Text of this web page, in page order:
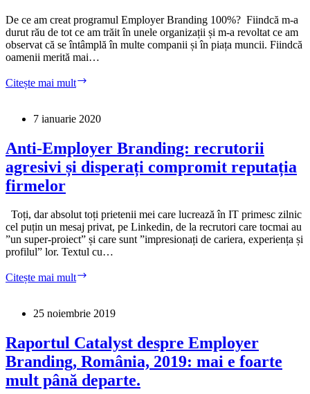
De ce am creat programul Employer Branding 100%? Fiindcă m-a
durut rău de tot ce am trăit în unele organizații și m-a revoltat ce am
observat că se întâmplă în multe companii și în piața muncii. Fiindcă
oamenii merită mai…
Citește mai mult
luni
am
început
Employer
7 ianuarie 2020
Anti-Employer Branding: recrutorii
agresivi și disperați compromit reputația
firmelor
Toți, dar absolut toți prietenii mei care lucrează în IT primesc zilnic
cel puțin un mesaj privat, pe Linkedin, de la recrutori care tocmai au
”un super-proiect” și care sunt ”impresionați de cariera, experiența și
profilul” lor. Textul cu…
Citește mai mult
recrutorii
disperați
compromit
reputația
firmelor
25 noiembrie 2019
Raportul Catalyst despre Employer
Branding, România, 2019: mai e foarte
mult până departe.